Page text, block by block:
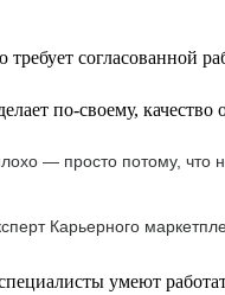
согласованной
по-своему, качество
— просто потому,
Карьерного
умеют